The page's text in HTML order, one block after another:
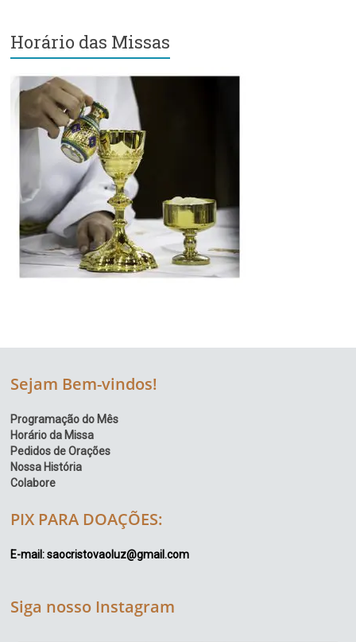
Horário das Missas
Sejam Bem-vindos!
Programação do Mês
Horário da Missa
Pedidos de Orações
Nossa História
Colabore
PIX PARA DOAÇÕES:
E-mail: saocristovaoluz@gmail.com
Siga nosso Instagram